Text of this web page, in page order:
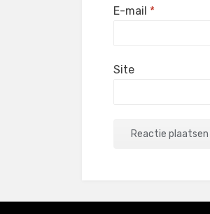
E-mail *
Site